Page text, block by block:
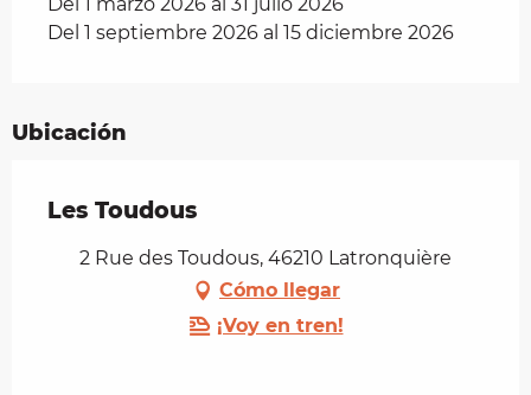
Del 1 marzo 2026 al 31 julio 2026
Del 1 septiembre 2026 al 15 diciembre 2026
Ubicación
Les Toudous
2 Rue des Toudous, 46210 Latronquière
Cómo llegar
¡Voy en tren!